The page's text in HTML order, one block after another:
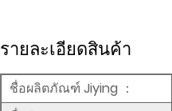
รายละเอียดสินค้า
ชื่อผลิตภัณฑ์ Jiying ：